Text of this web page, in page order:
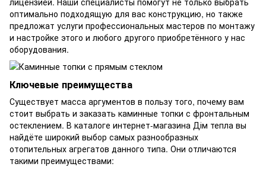
оптимально подходящую для вас конструкцию, но также
предложат услуги профессиональных мастеров по монтажу
и настройке этого и любого другого приобретённого у нас
оборудования.
Ключевые преимущества
Существует масса аргументов в пользу того, почему вам
стоит выбрать и заказать каминные топки с фронтальным
остеклением. В каталоге интернет-магазина Дім тепла вы
найдёте широкий выбор самых разнообразных
отопительных агрегатов данного типа. Они отличаются
такими преимуществами: